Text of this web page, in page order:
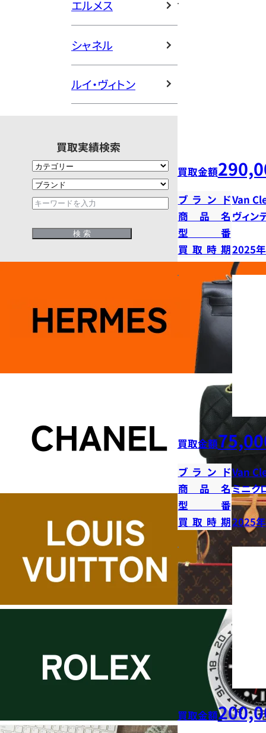
エルメス
シャネル
ルイ・ヴィトン
買取実績検索
買取金額
ブランドVan
商品名 ヴィン
型番
買取時期2025
買取金額
ブランドVan
商品名ミニク
型番
買取時期2025
買取金額